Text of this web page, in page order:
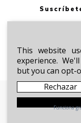
GA Academy
© 2026 GA
This website
experience.
but you can opt-
Rechazar
Funciona